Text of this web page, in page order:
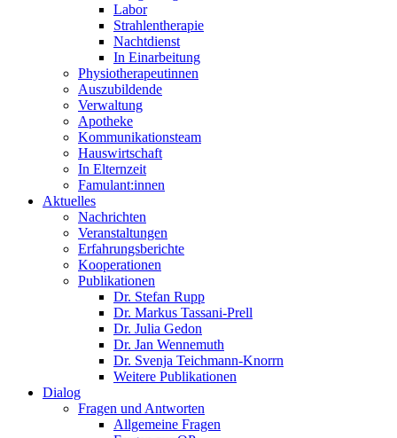
Labor
Strahlentherapie
Nachtdienst
In Einarbeitung
Physiotherapeutinnen
Auszubildende
Verwaltung
Apotheke
Kommunikationsteam
Hauswirtschaft
In Elternzeit
Famulant:innen
Aktuelles
Nachrichten
Veranstaltungen
Erfahrungsberichte
Kooperationen
Publikationen
Dr. Stefan Rupp
Dr. Markus Tassani-Prell
Dr. Julia Gedon
Dr. Jan Wennemuth
Dr. Svenja Teichmann-Knorrn
Weitere Publikationen
Dialog
Fragen und Antworten
Allgemeine Fragen